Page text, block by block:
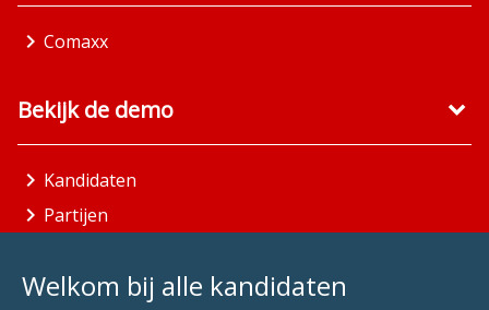
Welkom bij alle kandidaten
Comaxx
Bekijk de demo
Kandidaten
Partijen
Aandachtsgebieden